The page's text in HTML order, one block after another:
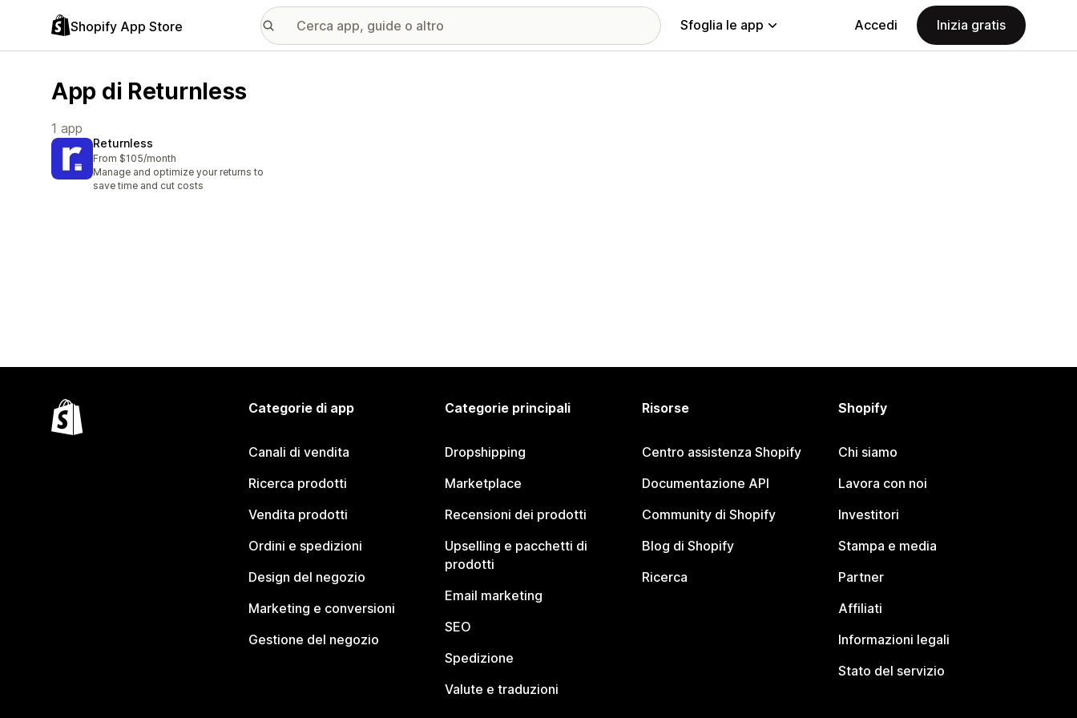
Shopify App Store Sfoglia le app Accedi Inizia gratis
App di Returnless
1 app
Returnless
From $105/month
Manage and optimize your returns to
save time and cut costs
Categorie di app
Canali di vendita
Ricerca prodotti
Vendita prodotti
Ordini e spedizioni
Design del negozio
Marketing e conversioni
Gestione del negozio
Categorie principali
Dropshipping
Marketplace
Recensioni dei prodotti
Upselling e pacchetti di
prodotti
Email marketing
SEO
Spedizione
Valute e traduzioni
Risorse
Centro assistenza Shopify
Documentazione API
Community di Shopify
Blog di Shopify
Ricerca
Shopify
Chi siamo
Lavora con noi
Investitori
Stampa e media
Partner
Affiliati
Informazioni legali
Stato del servizio